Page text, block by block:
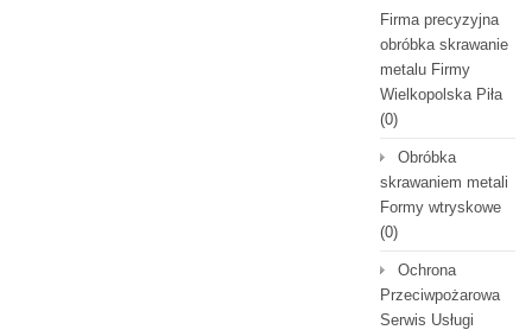
Firma precyzyjna
obróbka skrawanie
metalu Firmy
Wielkopolska Piła
(0)
Obróbka
skrawaniem metali
Formy wtryskowe
(0)
Ochrona
Przeciwpożarowa
Serwis Usługi